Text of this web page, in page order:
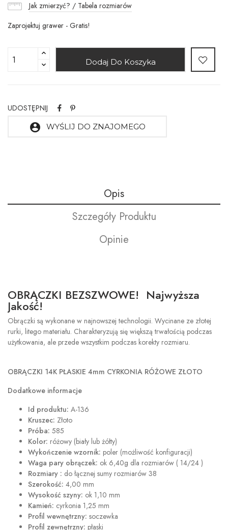
Jak zmierzyć? / Tabela rozmiarów
Zaprojektuj grawer - Gratis!
Dodaj Do Koszyka
UDOSTĘPNIJ
account_circle WYŚLIJ DO ZNAJOMEGO
Opis
Szczegóły Produktu
Opinie
OBRĄCZKI BEZSZWOWE! Najwyższa
Jakość!
Obrączki są wykonane w najnowszej technologii. Wycinane ze złotej
rurki, litego materiału. Charakteryzują się większą trwałością podczas
użytkowania, ale przede wszystkim podczas korekty rozmiaru.
OBRĄCZKI 14K PŁASKIE 4mm CYRKONIA RÓŻOWE ZŁOTO
Dodatkowe informacje
Id produktu: A-136
Kruszec: Złoto
Próba: 585
Kolor: różowy (biały lub żółty)
Wykończenie wzornik: poler (możliwość konfiguracji)
Waga pary obrączek: ok 6,40g dla rozmiarów ( 14/24 )
Rozmiary : do łącznej sumy rozmiarów 38
Szerokość: 4,00 mm
Wysokość szyny: ok 1,10 mm
Kamień: cyrkonia 1,25 mm
Profil wewnętrzny: soczewka
Profil zewnętrzny: płaski